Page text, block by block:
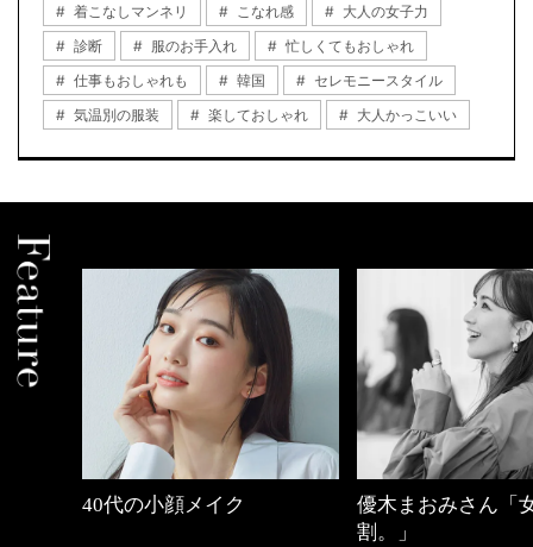
着こなしマンネリ こなれ感
大人の女子力
診断
服のお手入れ
忙しくてもおしゃれ
仕事もおしゃれも
韓国
セレモニースタイル
気温別の服装
楽しておしゃれ 大人かっこいい
優木まおみさん「女の時間
【ワーママのきれ
ュアル通勤】